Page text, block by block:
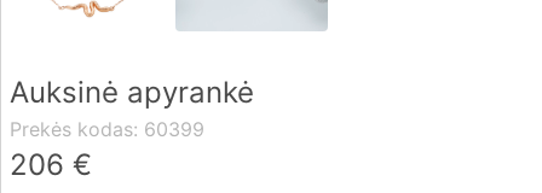
Rekvizitai
Kontaktai
Auksinė apyrankė
Prekės kodas: 60399
206 €